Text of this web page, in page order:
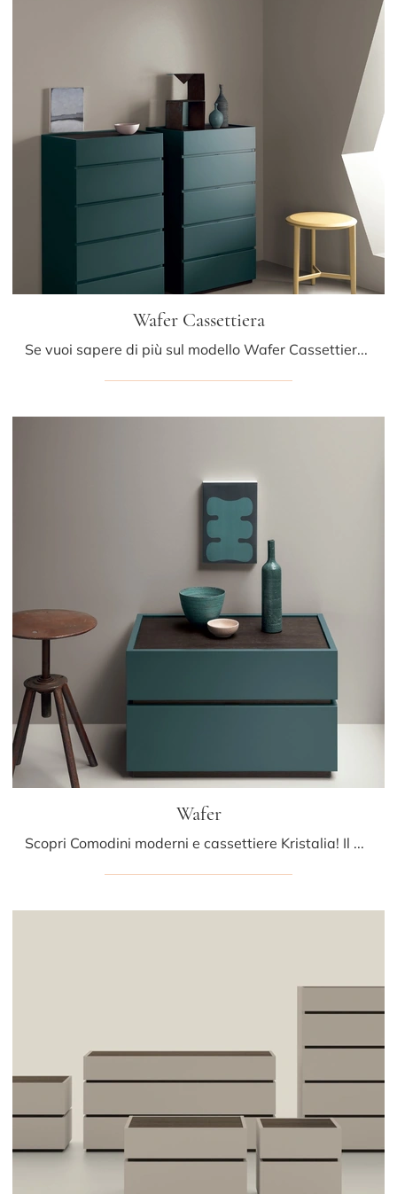
Wafer Cassettiera
Se vuoi sapere di più sul modello Wafer Cassettiera, clicca e scopri i Comodini e comò Kristalia ideali per la tua zona notte.
Wafer
Scopri Comodini moderni e cassettiere Kristalia! Il modello Wafer costruito in laccato opaco è la soluzione ottimale.